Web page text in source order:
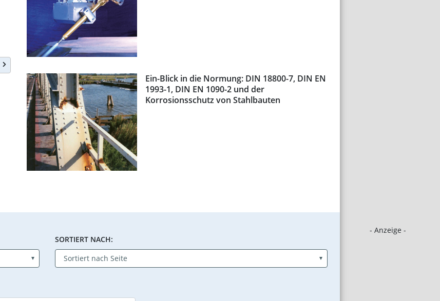
- Anzeige -
Ein-Blick in die Normung: DIN 18800-7, DIN EN
1993-1, DIN EN 1090-2 und der
Korrosionsschutz von Stahlbauten
SORTIERT NACH: